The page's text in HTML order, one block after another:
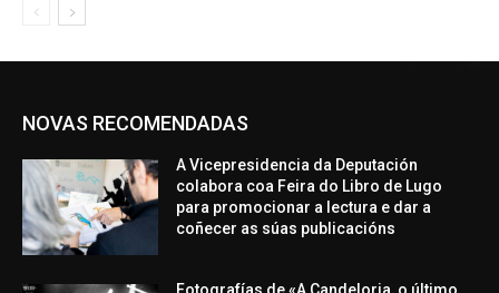
NOVAS RECOMENDADAS
A Vicepresidencia da Deputación
colabora coa Feira do Libro de Lugo
para promocionar a lectura e dar a
coñecer as súas publicacións